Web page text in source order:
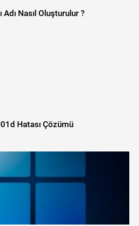
Adı Nasıl Oluşturulur ?
Hatası Çözümü